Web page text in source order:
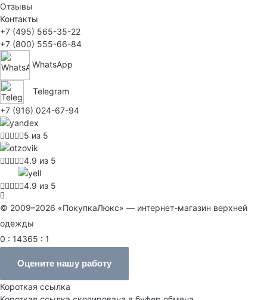
Отзывы
Контакты
+7 (495) 565-35-22
+7 (800) 555-66-84
WhatsApp
Telegram
+7 (916) 024-67-94
5 из 5
4.9 из 5
4.9 из 5
© 2009–2026 «ПокупкаЛюкс» — интернет-магазин верхней
одежды
0 : 14365 : 1
Оцените нашу работу
Короткая ссылка